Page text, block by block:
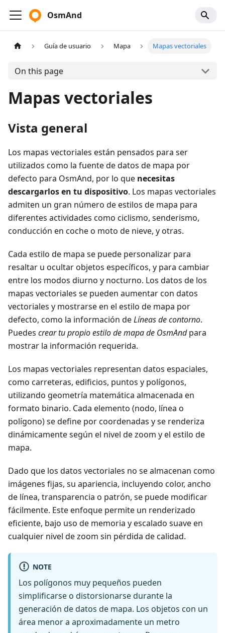
OsmAnd
Guía de usuario Mapa Mapas vectoriales
On this page
Mapas vectoriales
Vista general
Los mapas vectoriales están pensados para ser
utilizados como la fuente de datos de mapa por
defecto para OsmAnd, por lo que necesitas
descargarlos en tu dispositivo. Los mapas vectoriales
admiten un gran número de estilos de mapa para
diferentes actividades como ciclismo, senderismo,
conducción en coche o moto de nieve, y otras.
Cada estilo de mapa se puede personalizar para
resaltar u ocultar objetos específicos, y para cambiar
entre los modos diurno y nocturno. Los datos de los
mapas vectoriales se pueden aumentar con datos
vectoriales y mostrarse en el estilo de mapa por
defecto, como la información deLíneas de contorno.
Puedes crear tu propio estilo de mapa de OsmAndpara
mostrar la información requerida.
Los mapas vectoriales representan datos espaciales,
como carreteras, edificios, puntos y polígonos,
utilizando geometría matemática almacenada en
formato binario. Cada elemento (nodo, línea o
polígono) se define por coordenadas y se renderiza
dinámicamente según el nivel de zoom y el estilo de
mapa.
Dado que los datos vectoriales no se almacenan como
imágenes fijas, su apariencia, incluyendo color, ancho
de línea, transparencia o patrón, se puede modificar
fácilmente. Este enfoque permite un renderizado
eficiente, bajo uso de memoria y escalado suave en
cualquier nivel de zoom sin pérdida de calidad.
NOTE
Los polígonos muy pequeños pueden
simplificarse o distorsionarse durante la
generación de datos de mapa. Los objetos con un
área menor a aproximadamente un metro